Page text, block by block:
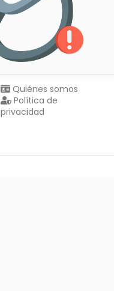
Quiénes somos
Política de
privacidad